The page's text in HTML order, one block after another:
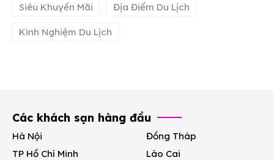
Siêu Khuyến Mãi Địa Điểm Du Lịch
Kinh Nghiệm Du Lịch
Các khách sạn hàng đầu
Hà Nội
TP Hồ Chí Minh
Đồng Tháp
Lào Cai